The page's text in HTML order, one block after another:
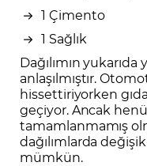
1 Çimento
1 Sağlık
Dağılımın
anlaşılmıştır.
hissettiriyorken
geçiyor. Ancak
tamamlanmamış
dağılımlarda
mümkün.